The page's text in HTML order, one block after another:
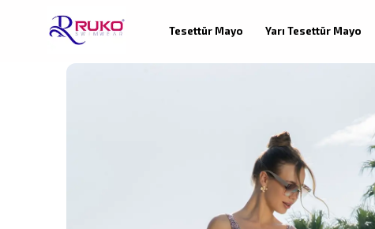
Tesettür Mayo Yarı Tesettür Mayo